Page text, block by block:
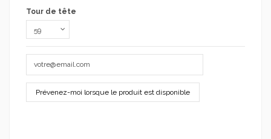
Tour de tête